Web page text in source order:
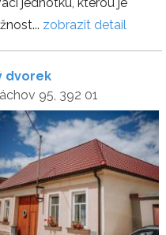
zobrazit detail
dvorek
95, 392 01